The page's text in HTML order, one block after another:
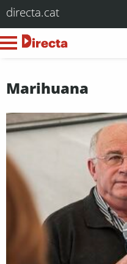
directa.cat
Marihuana